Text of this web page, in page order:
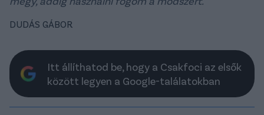
DUDÁS GÁBOR
Itt állíthatod be, hogy a Csakfoci az elsők
között legyen a Google-találatokban